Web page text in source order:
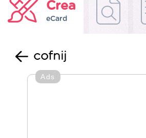
Crea
eCard
cofnij
Ads